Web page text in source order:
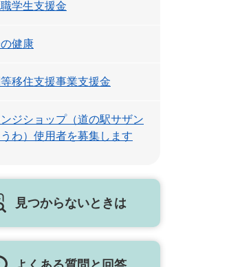
学生支援金
健康
移住支援事業支援金
ジショップ（道の駅サザン
わ）使用者を募集します
見つからないときは